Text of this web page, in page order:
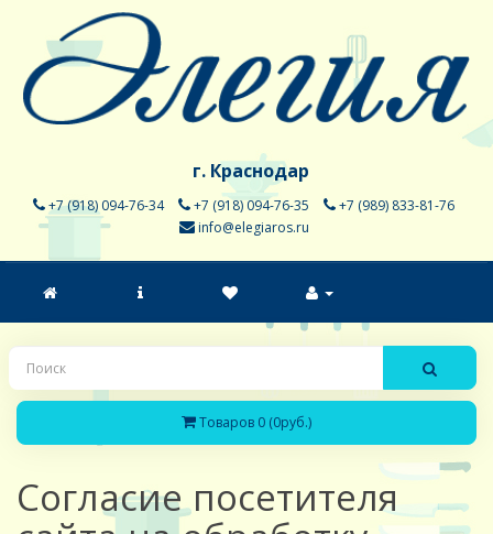
г. Краснодар
+7 (918) 094-76-34 +7 (918) 094-76-35
+7 (989) 833-81-76
info@elegiaros.ru
Товаров 0 (0руб.)
Согласие посетителя